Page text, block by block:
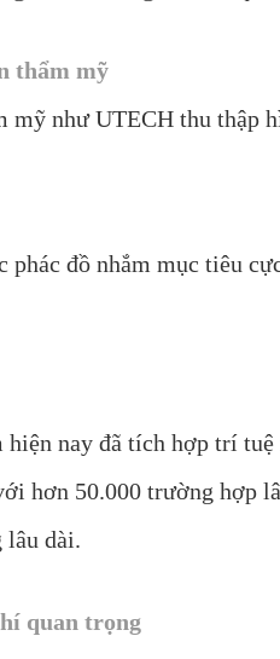
thẩm mỹ
mỹ như UTECH thu thập
đồ nhắm mục tiêu
hiện nay đã tích hợp trí
hơn 50.000 trường hợp
lâu dài.
quan trọng